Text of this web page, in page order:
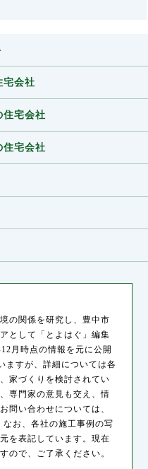
宅会社
住宅会社
住宅会社
の関係を研究し、豊中市
として「とよはぐ」編集
月時点の情報を元に公開
ますが、詳細については各
家づくりを検討されてい
専門家の意見も交え、情
問い合わせについては、
お、各社の施工事例の写
を表記しています。現在
ので、ご了承ください。